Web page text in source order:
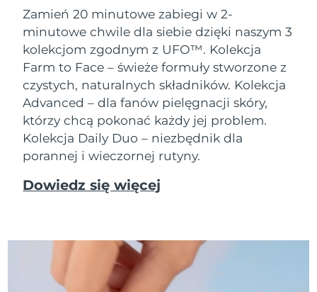
Zamień 20 minutowe zabiegi w 2-
minutowe chwile dla siebie dzięki naszym 3
kolekcjom zgodnym z UFO™. Kolekcja
Farm to Face – świeże formuły stworzone z
czystych, naturalnych składników. Kolekcja
Advanced – dla fanów pielęgnacji skóry,
którzy chcą pokonać każdy jej problem.
Kolekcja Daily Duo – niezbędnik dla
porannej i wieczornej rutyny.
Dowiedz się więcej